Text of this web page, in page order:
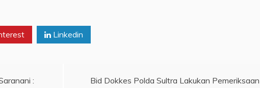
Linkedin
:
Bid Dokkes Polda Sultra Lakukan Pemeriksaan